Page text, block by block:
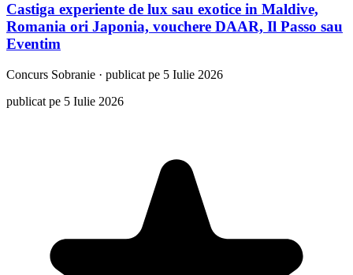
Castiga experiente de lux sau exotice in Maldive,
Romania ori Japonia, vouchere DAAR, Il Passo sau
Eventim
Concurs Sobranie · publicat pe 5 Iulie 2026
publicat pe 5 Iulie 2026